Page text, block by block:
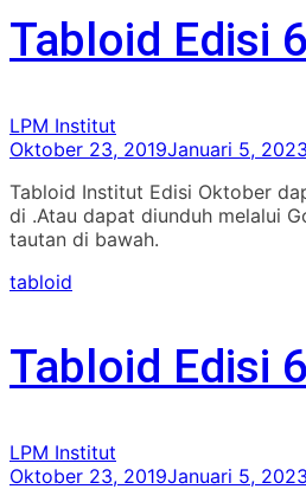
Tabloid Edisi
LPM Institut
Oktober 23, 2019Januari 5, 2023
Tabloid Institut Edisi Oktober
di .Atau dapat diunduh melalui
tautan di bawah.
tabloid
Tabloid Edisi
LPM Institut
Oktober 23, 2019Januari 5, 2023